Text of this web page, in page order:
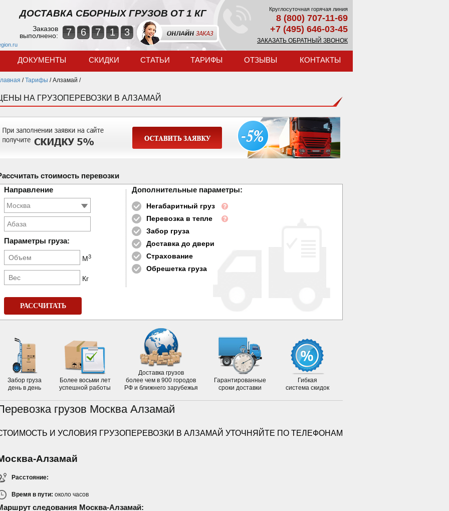
ДОСТАВКА СБОРНЫХ ГРУЗОВ ОТ 1 КГ
Заказов
выполнено:
7 6 7 1 3
Круглосуточная горячая линия
8 (800) 707-11-69
+7 (495) 646-03-45
ЗАКАЗАТЬ ОБРАТНЫЙ ЗВОНОК
ДОКУМЕНТЫ СКИДКИ СТАТЬИ ТАРИФЫ ОТЗЫВЫ КОНТАКТЫ
/Тарифы /Алзамай /
НА ГРУЗОПЕРЕВОЗКИ В АЛЗАМАЙ
стоимость перевозки
Направление
Абаза
Параметры груза:
М3
Кг
Дополнительные параметры:
Негабаритный груз
Перевозка в тепле
Забор груза
Доставка до двери
Страхование
Обрешетка груза
РАССЧИТАТЬ
Забор груза
день в день
Более восьми лет
успешной работы
Доставка грузов
более чем в 900 городов
РФ и ближнего зарубежья
Гарантированные
сроки доставки
Гибкая
система скидок
грузов Москва Алзамай
И УСЛОВИЯ ГРУЗОПЕРЕВОЗКИ В АЛЗАМАЙ УТОЧНЯЙТЕ ПО ТЕЛЕФОНАМ
Алзамай
Расстояние:
Время в пути: около часов
следования Москва-Алзамай: